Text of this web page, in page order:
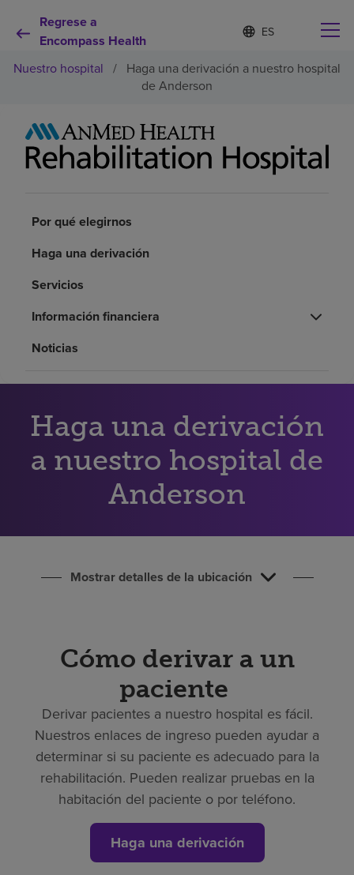
Regrese a
Encompass Health
Lista
de
contraída
d
o
e
Por qué debe elegirnos
Pacientes y cuidadores
Acerca de nosotros
Inversores
Nuestro hospital / Haga una derivación a nuestro hospital
de Anderson
Por qué elegirnos
Haga una derivación
Servicios
Información financiera
Noticias
Haga una derivación
a nuestro hospital de
Anderson
Mostrar detalles de la ubicación
Cómo derivar a un
paciente
Derivar pacientes a nuestro hospital es fácil.
Nuestros enlaces de ingreso pueden ayudar a
determinar si su paciente es adecuado para la
rehabilitación. Pueden realizar pruebas en la
habitación del paciente o por teléfono.
Haga una derivación